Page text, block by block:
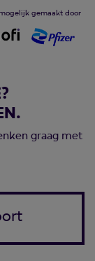
gemaakt door
graag met